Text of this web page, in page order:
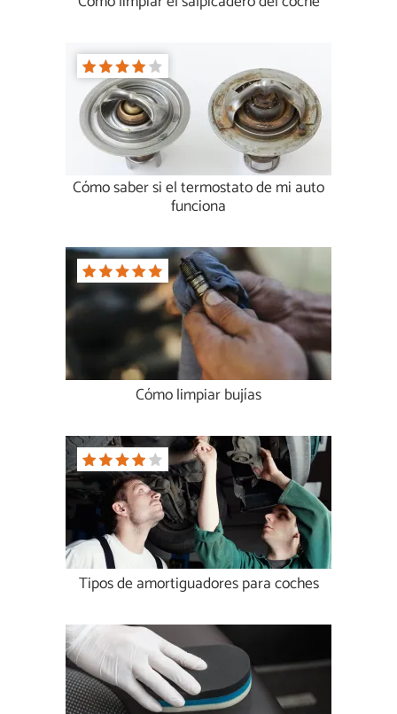
Cómo saber si el termostato de mi auto
funciona
Cómo limpiar bujías
Tipos de amortiguadores para coches